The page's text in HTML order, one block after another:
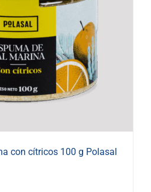
con cítricos 100 g Polasal